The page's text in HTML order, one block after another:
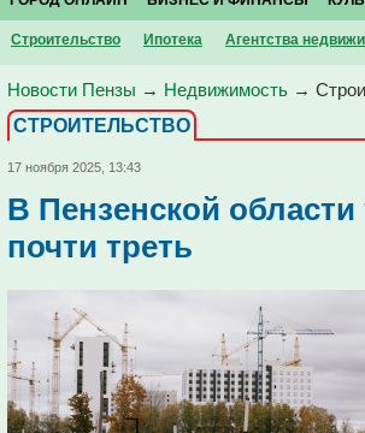
Строительство Ипотека Агентства
Новости Пензы → Недвижимость →
СТРОИТЕЛЬСТВО
17 ноября 2025, 13:43
В Пензенской
почти треть